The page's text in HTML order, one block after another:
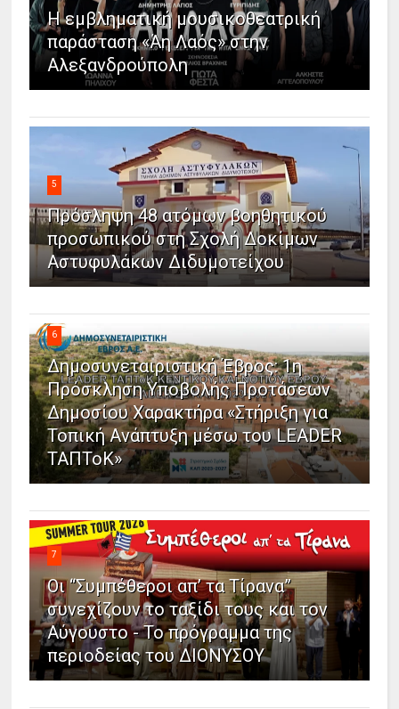
Η εμβληματική μουσικοθεατρική
παράσταση «Άη Λαός» στην
Αλεξανδρούπολη
5
Πρόσληψη 48 ατόμων βοηθητικού
προσωπικού στη Σχολή Δοκίμων
Αστυφυλάκων Διδυμοτείχου
6
Δημοσυνεταιριστική Έβρος: 1η
Πρόσκληση Υποβολής Προτάσεων
Δημοσίου Χαρακτήρα «Στήριξη για
Τοπική Ανάπτυξη μέσω του LEADER
ΤΑΠΤοΚ»
7
Οι “Συμπέθεροι απ’ τα Τίρανα”
συνεχίζουν το ταξίδι τους και τον
Αύγουστο - Το πρόγραμμα της
περιοδείας του ΔΙΟΝΥΣΟΥ